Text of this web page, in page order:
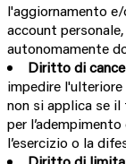
l'aggiornamento
account
autonomamente
Diritto di
impedire
non si applica se
per
l’esercizio o la